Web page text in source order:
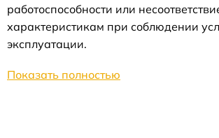
работоспособности или
характеристикам при соблюдении
эксплуатации.
Показать полностью